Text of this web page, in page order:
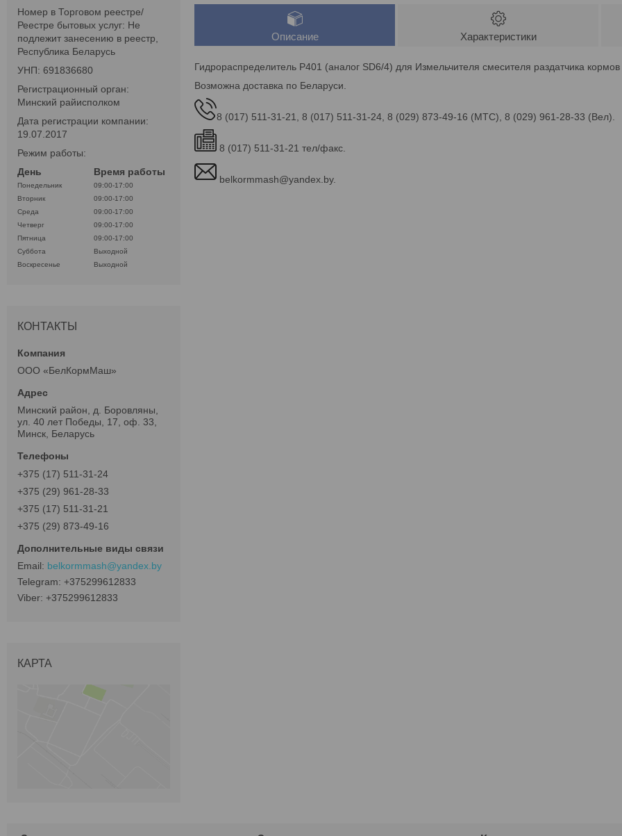
Описание Характеристики
Гидрораспределитель P401 (аналог SD6/4) для Измельчителя смесителя раздатчика
Возможна доставка по Беларуси.
8 (017) 511-31-21, 8 (017) 511-31-24, 8 (029) 873-49-16 (МТС), 8 (029) 961-28-33 (Вел).
8 (017) 511-31-21 тел/факс.
belkormmash@yandex.by.
Номер в Торговом реестре/
Реестре бытовых услуг: Не
подлежит занесению в реестр,
Республика Беларусь
УНП: 691836680
Регистрационный орган:
Минский райисполком
Дата регистрации компании:
19.07.2017
Режим работы:
День
Время работы
Понедельник
09:00-17:00
Вторник
09:00-17:00
Среда
09:00-17:00
Четверг
09:00-17:00
Пятница
09:00-17:00
Суббота
Выходной
Воскресенье
Выходной
КОНТАКТЫ
ООО «БелКормМаш»
Минский район, д. Боровляны,
ул. 40 лет Победы, 17, оф. 33,
Минск, Беларусь
+375 (17) 511-31-24
+375 (29) 961-28-33
+375 (17) 511-31-21
+375 (29) 873-49-16
belkormmash@yandex.by
+375299612833
+375299612833
КАРТА